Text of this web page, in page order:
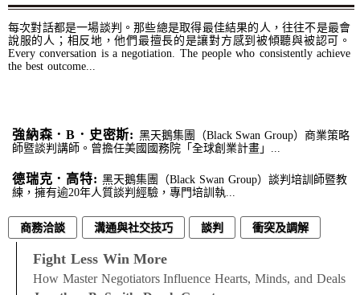
每次對話都是一場談判。那些總是取得最佳結果的人，往往不是最會
說服的人；相反地，他們最擅長的是讓對方感到被傾聽與被認可。
Every conversation is a negotiation. The people who consistently achieve
the best outcome...
強納森．B．史密斯: 黑天鵝集團（Black Swan Group）商業策略
師暨談判講師。曾擔任美國國務院「全球創業計畫」...
德瑞克．⾼特: 黑天鵝集團（Black Swan Group）談判培訓師暨教
練，擁有逾20年人質談判經驗，專門培訓執...
商務洽談 溝通與社交技巧 談判 衝突及調解
衝突處理
Fight Less Win More
How Master Negotiators Influence Hearts, Minds, and Deals